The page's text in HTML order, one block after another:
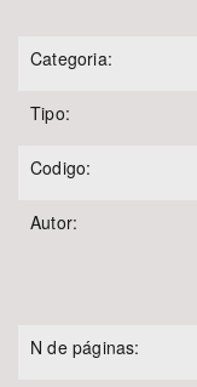
Categoria:
Tipo:
Codigo:
Autor:
N de páginas: